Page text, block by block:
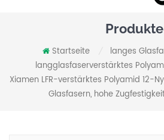
Produkte
Startseite langes
langglasfaserverstärktes
Xiamen LFR-verstärktes Polyamid 12-
Glasfasern, hohe